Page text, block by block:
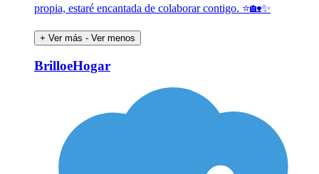
propia, estaré encantada de colaborar contigo. ⭐️🏡✨
+ Ver más - Ver menos
BrilloeHogar